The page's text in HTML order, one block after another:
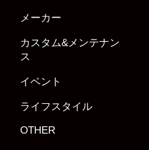
メーカー
カスタム&メンテナン
ス
イベント
ライフスタイル
OTHER